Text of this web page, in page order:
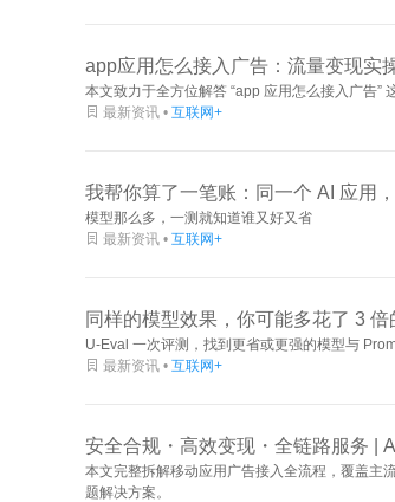
app应用怎么接入广告：流量变现实
本文致力于全方位解答 “app 应用怎么接入广告”
 最新资讯 • 互联网+
我帮你算了一笔账：同一个 AI 应用
模型那么多，一测就知道谁又好又省
 最新资讯 • 互联网+
同样的模型效果，你可能多花了 3 倍
U-Eval 一次评测，找到更省或更强的模型与
 最新资讯 • 互联网+
安全合规・高效变现・全链路服务 |
本文完整拆解移动应用广告接入全流程，覆盖主
题解决方案。